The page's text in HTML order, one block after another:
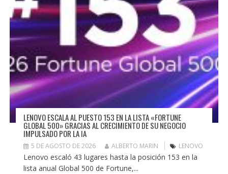
LENOVO ESCALA AL PUESTO 153 EN LA LISTA «FORTUNE
GLOBAL 500» GRACIAS AL CRECIMIENTO DE SU NEGOCIO
IMPULSADO POR LA IA
5 DE AGOSTO DE 2026 ALBERTO MARIN LENOVO
Lenovo escaló 43 lugares hasta la posición 153 en la
lista anual Global 500 de Fortune,...